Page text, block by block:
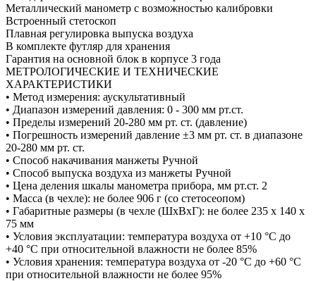
Металлический манометр с возможностью калибровки
Встроенный стетоскоп
Плавная регулировка выпуска воздуха
В комплекте футляр для хранения
Гарантия на основной блок в корпусе 3 года
МЕТРОЛОГИЧЕСКИЕ И ТЕХНИЧЕСКИЕ
ХАРАКТЕРИСТИКИ
• Метод измерения: аускультативный
• Диапазон измерений давления: 0 - 300 мм рт.ст.
• Пределы измерений 20-280 мм рт. ст. (давление)
• Погрешность измерений давление ±3 мм рт. ст. в диапазоне
20-280 мм рт. ст.
• Способ накачивания манжеты Ручной
• Способ выпуска воздуха из манжеты Ручной
• Цена деления шкалы манометра прибора, мм рт.ст. 2
• Масса (в чехле): не более 906 г (со стетосеопом)
• Габаритные размеры (в чехле (ШхВхГ): не более 235 х 140 х
75 мм
• Условия эксплуатации: температура воздуха от +10 °С до
+40 °С при относительной влажности не более 85%
• Условия хранения: температура воздуха от -20 °С до +60 °С
при относительной влажности не более 95%